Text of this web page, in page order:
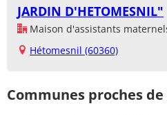
JARDIN D'HETOMESNIL"
Maison d'assistants
Hétomesnil (60360)
Communes proches